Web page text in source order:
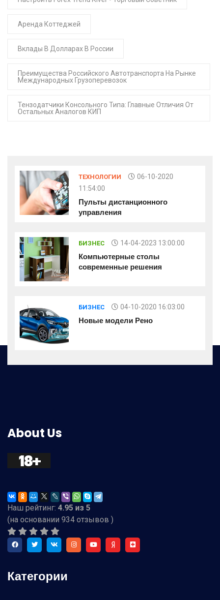
Аренда Коттеджей
Вклады В Долларах В России
Преимущества Российского Автотранспорта На Рынке
Международных Грузоперевозок
Тензодатчики Консольного Типа: Главные Отличия От
Остальных Аналогов КИП
ТЕХНОЛОГИИ
06-10-2020
11:54:00
Пульты дистанционного
управления
БИЗНЕС 14-04-2023 13:00:00
Компьютерные столы
современные решения
БИЗНЕС 04-10-2020 16:03:00
Новые модели Рено
About Us
Наш рейтинг: 4.95 из 5
(на основании 934 отзывов )
Категории